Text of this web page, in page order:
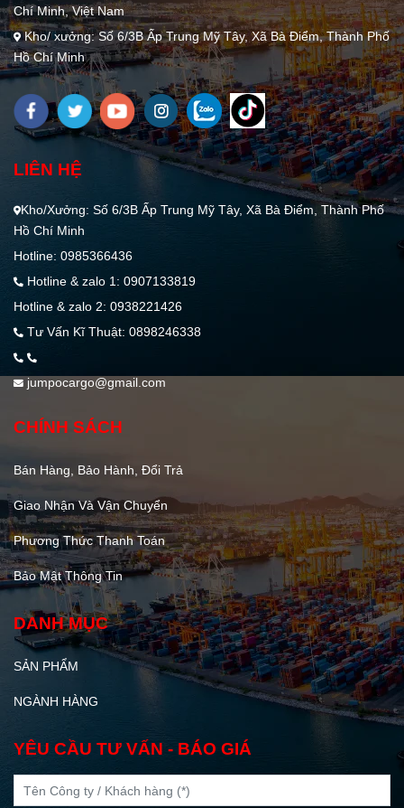
Chí Minh, Việt Nam
Kho/ xưởng: Số 6/3B Ấp Trung Mỹ Tây, Xã Bà Điểm, Thành Phố
Hồ Chí Minh
LIÊN HỆ
Kho/Xưởng: Số 6/3B Ấp Trung Mỹ Tây, Xã Bà Điểm, Thành Phố
Hồ Chí Minh
Hotline: 0985366436
Hotline & zalo 1: 0907133819
Hotline & zalo 2: 0938221426
Tư Vấn Kĩ Thuật: 0898246338
jumpocargo@gmail.com
CHÍNH SÁCH
Bán Hàng, Bảo Hành, Đổi Trả
Giao Nhận Và Vận Chuyển
Phương Thức Thanh Toán
Bảo Mật Thông Tin
DANH MỤC
SẢN PHẨM
NGÀNH HÀNG
YÊU CẦU TƯ VẤN - BÁO GIÁ